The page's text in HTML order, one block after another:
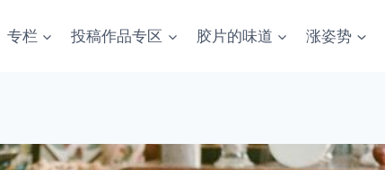
专栏 投稿作品专区 胶片的味道 涨姿势